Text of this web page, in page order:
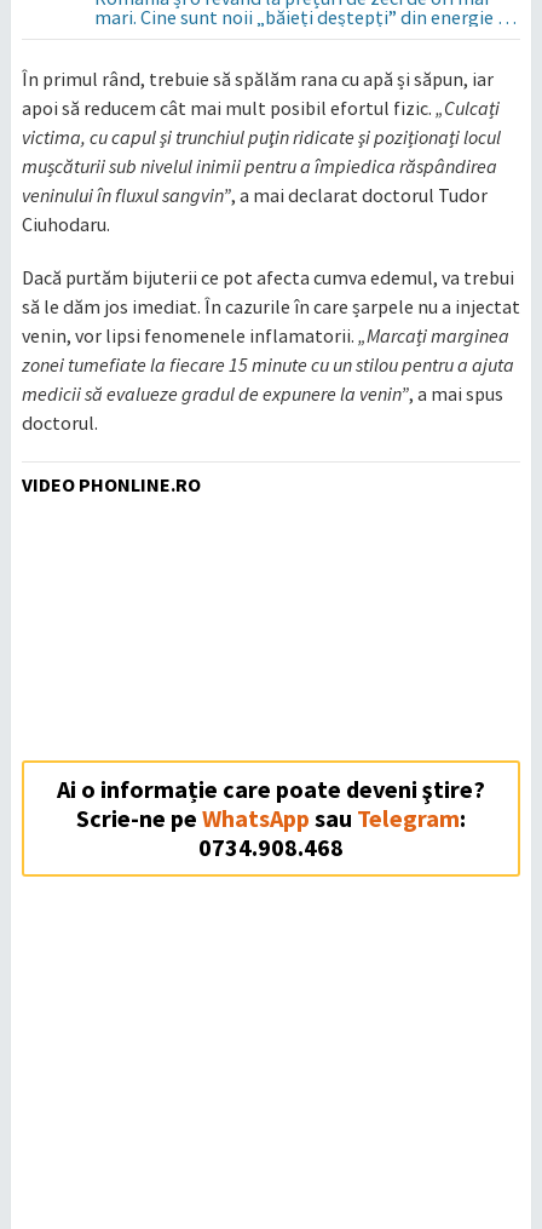
mari. Cine sunt noii „băieți deștepți” din energie de
la sud de Dunăre
În primul rând, trebuie să spălăm rana cu apă și săpun, iar
apoi să reducem cât mai mult posibil efortul fizic. „Culcați
victima, cu capul şi trunchiul puţin ridicate şi poziționați locul
mușcăturii sub nivelul inimii pentru a împiedica răspândirea
veninului în fluxul sangvin”, a mai declarat doctorul Tudor
Ciuhodaru.
Dacă purtăm bijuterii ce pot afecta cumva edemul, va trebui
să le dăm jos imediat. În cazurile în care șarpele nu a injectat
venin, vor lipsi fenomenele inflamatorii. „Marcați marginea
zonei tumefiate la fiecare 15 minute cu un stilou pentru a ajuta
medicii să evalueze gradul de expunere la venin”, a mai spus
doctorul.
VIDEO PHONLINE.RO
Ai o informație care poate deveni ştire?
Scrie-ne pe WhatsApp sau Telegram:
0734.908.468